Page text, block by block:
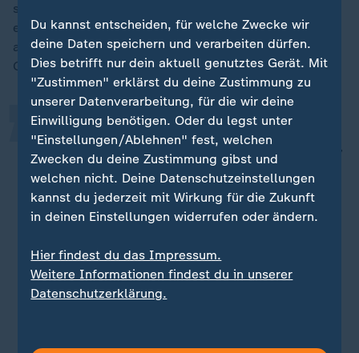
syrischen demokratischen Kräfte immer schon
entmachten." Sie unterstütze das Regime von Ahmed
al-Scharaa und sei "eine der Hauptverbündeten", sagt
Gerlach.
Und die Türkei hat in den letzten
Jahren immer wieder versucht, unter
den arabischen Stämmen, die mit
den syrischen demokratischen
Kräften nicht nur verbündet sind,
unter kurdischer Führung, zu einem
Aufstand zu bewegen.
„
Du kannst entscheiden, für welche Zwecke wir
deine Daten speichern und verarbeiten dürfen.
Dies betrifft nur dein aktuell genutztes Gerät. Mit
"Zustimmen" erklärst du deine Zustimmung zu
unserer Datenverarbeitung, für die wir deine
Einwilligung benötigen. Oder du legst unter
"Einstellungen/Ablehnen" fest, welchen
Zwecken du deine Zustimmung gibst und
welchen nicht. Deine Datenschutzeinstellungen
kannst du jederzeit mit Wirkung für die Zukunft
in deinen Einstellungen widerrufen oder ändern.
Hier findest du das Impressum.
Weitere Informationen findest du in unserer
Datenschutzerklärung.